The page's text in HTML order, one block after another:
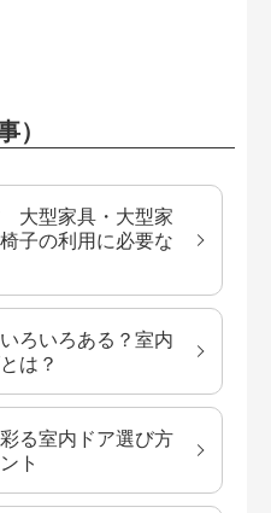
）
大型家具・大型家
子の利用に必要な
ろいろある？室内
は？
る室内ドア選び方
ト